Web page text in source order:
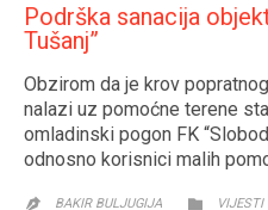
Podrška sanacija
Tušanj”
Obzirom da je krov
nalazi uz pomoćne terene
omladinski pogon FK
odnosno korisnici malih
 BAKIR BULJUGIJA  VIJESTI